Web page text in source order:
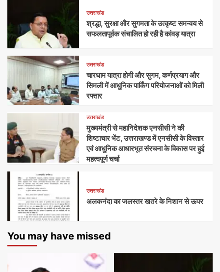
उत्तराखंड
श्रद्धा, सुरक्षा और सुगमता के उत्कृष्ट समन्वय से
सफलतापूर्वक संचालित हो रही है कांवड़ यात्रा
उत्तराखंड
चारधाम यात्रा होगी और सुगम, कर्णप्रयाग और
सिमली में आधुनिक पार्किंग परियोजनाओं को मिली
रफ्तार
उत्तराखंड
मुख्यमंत्री से महानिदेशक एनसीसी ने की
शिष्टाचार भेंट, उत्तराखण्ड में एनसीसी के विस्तार
एवं आधुनिक आधारभूत संरचना के विकास पर हुई
महत्वपूर्ण चर्चा
उत्तराखंड
अलकनंदा का जलस्तर खतरे के निशान से ऊपर
You may have missed